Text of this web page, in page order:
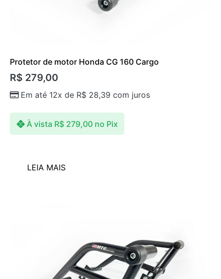
Protetor de motor Honda CG 160 Cargo
R$ 279,00
Em até 12x de R$ 28,39 com juros
À vista R$279,00 no Pix
LEIA MAIS